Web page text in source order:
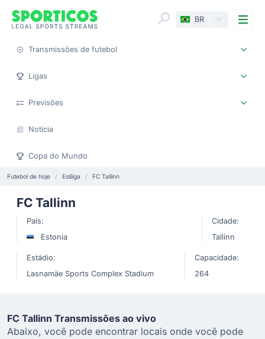
BR
Transmissões de futebol
Ligas
Previsões
Notícia
Copa do Mundo
Futebol de hoje Esiliiga FC Tallinn
FC Tallinn
País:
Estonia
Cidade:
Tallinn
Estádio:
Lasnamäe Sports Complex Stadium
Capacidade:
264
FC Tallinn Transmissões ao vivo
Abaixo, você pode encontrar locais onde você pode